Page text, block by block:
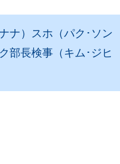
ナ）スホ（パク･ソン
部長検事（キム･ジヒ